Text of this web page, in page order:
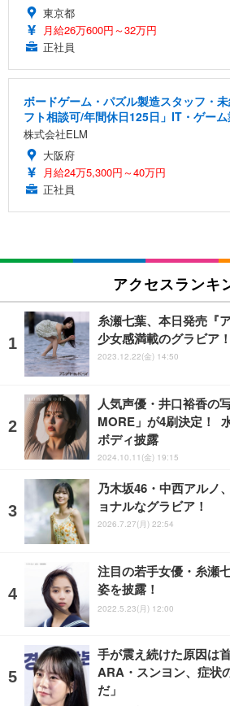
東京都
月給26万600円～32万円
正社員
ボードゲーム・パズル製造スタッフ・
フト相談可/年間休日125日」IT・ゲー
株式会社ELM
大阪府
月給24万5,300円～40万円
正社員
アクセスランキ
糸瀬七葉、本日発売『
少女感満載のグラビア！
2023.12.22(金) 14:50
人気声優・井口裕香の
MORE」が4刷決定！
ボディ披露
2024.10.11(金) 19:15
乃木坂46・中西アルノ
ョナルなグラビア！
2026.7.27(月) 22:54
注目の若手女優・糸瀬
姿を披露！
2022.5.23(月) 12:00
手が震え続けた原因は
ARA・スンヨン、症状
だ」